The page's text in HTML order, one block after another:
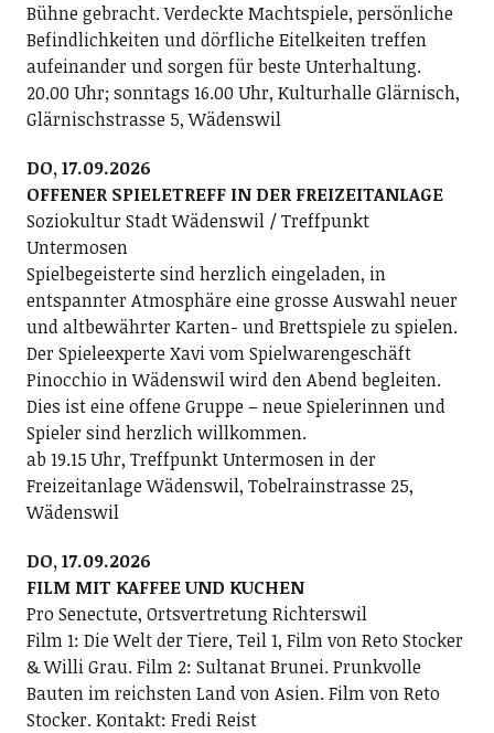
Bühne gebracht. Verdeckte Machtspiele, persönliche
Befindlichkeiten und dörfliche Eitelkeiten treffen
aufeinander und sorgen für beste Unterhaltung.
20.00 Uhr; sonntags 16.00 Uhr, Kulturhalle Glärnisch,
Glärnischstrasse 5, Wädenswil
DO, 17.09.2026
OFFENER SPIELETREFF IN DER FREIZEITANLAGE
Soziokultur Stadt Wädenswil / Treffpunkt
Untermosen
Spielbegeisterte sind herzlich eingeladen, in
entspannter Atmosphäre eine grosse Auswahl neuer
und altbewährter Karten- und Brettspiele zu spielen.
Der Spieleexperte Xavi vom Spielwarengeschäft
Pinocchio in Wädenswil wird den Abend begleiten.
Dies ist eine offene Gruppe – neue Spielerinnen und
Spieler sind herzlich willkommen.
ab 19.15 Uhr, Treffpunkt Untermosen in der
Freizeitanlage Wädenswil, Tobelrainstrasse 25,
Wädenswil
DO, 17.09.2026
FILM MIT KAFFEE UND KUCHEN
Pro Senectute, Ortsvertretung Richterswil
Film 1: Die Welt der Tiere, Teil 1, Film von Reto Stocker
& Willi Grau. Film 2: Sultanat Brunei. Prunkvolle
Bauten im reichsten Land von Asien. Film von Reto
Stocker. Kontakt: Fredi Reist